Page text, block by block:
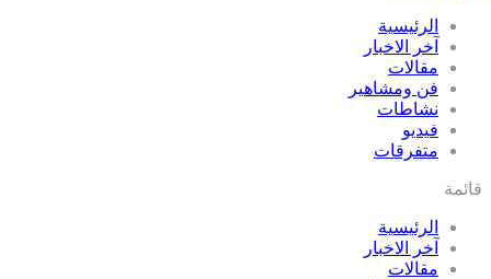
الرئيسية
آخر الاخبار
مقالات
فن ومشاهير
نشاطات
فيديو
متفرقات
قائمة
الرئيسية
آخر الاخبار
مقالات